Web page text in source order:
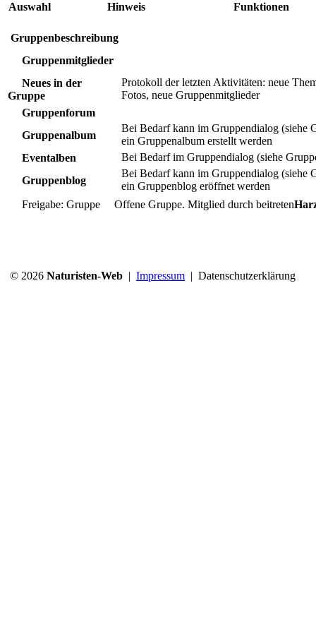
Auswahl
Hinweis Funktionen
Gruppenbeschreibung
Gruppenmitglieder
Neues in der
Gruppe
Protokoll der letzten Aktivitäten: neue
Fotos, neue Gruppenmitglieder
Gruppenforum
Gruppenalbum
Bei Bedarf kann im Gruppendialog (siehe
ein Gruppenalbum erstellt werden
Eventalben
Bei Bedarf im Gruppendialog (siehe
Gruppenblog
Bei Bedarf kann im Gruppendialog (siehe
ein Gruppenblog eröffnet werden
Freigabe: Gruppe
Offene Gruppe. Mitglied durch beitreten
© 2026 Naturisten-Web | Impressum | Datenschutzerklärung